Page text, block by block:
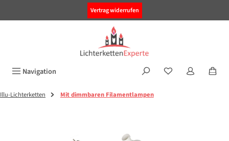
Vertrag widerrufen
Navigation
Illu-Lichterketten Mit dimmbaren Filamentlampen